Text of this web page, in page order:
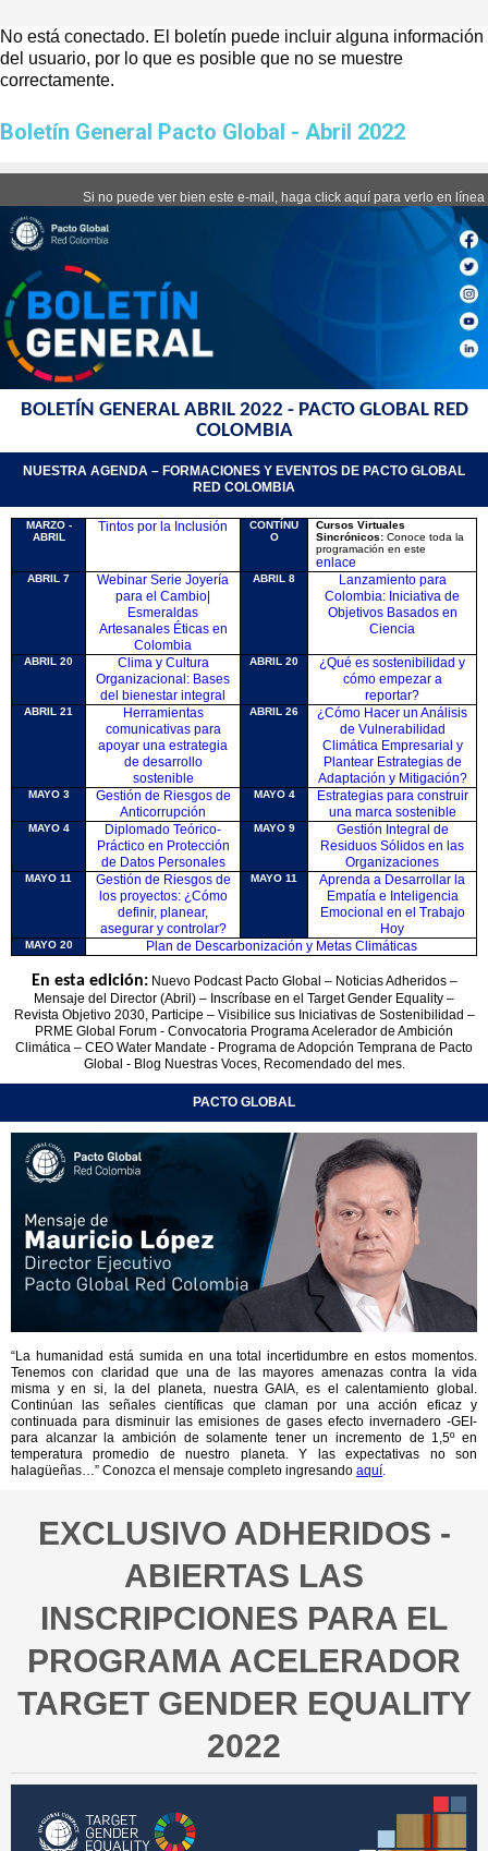
No está conectado. El boletín puede incluir alguna información
del usuario, por lo que es posible que no se muestre
correctamente.
Boletín General Pacto Global - Abril 2022